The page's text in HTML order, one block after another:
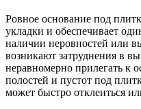
Ровное основание под
укладки и обеспечивает
наличии неровностей или
возникают затруднения в
неравномерно прилегать к
полостей и пустот под
может быстро отклеиться